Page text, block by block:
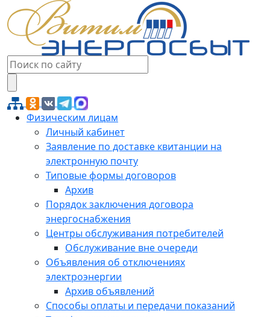
Физическим лицам
Личный кабинет
Заявление по доставке квитанции на
электронную почту
Типовые формы договоров
Архив
Порядок заключения договора
энергоснабжения
Центры обслуживания потребителей
Обслуживание вне очереди
Объявления об отключениях
электроэнергии
Архив объявлений
Способы оплаты и передачи показаний